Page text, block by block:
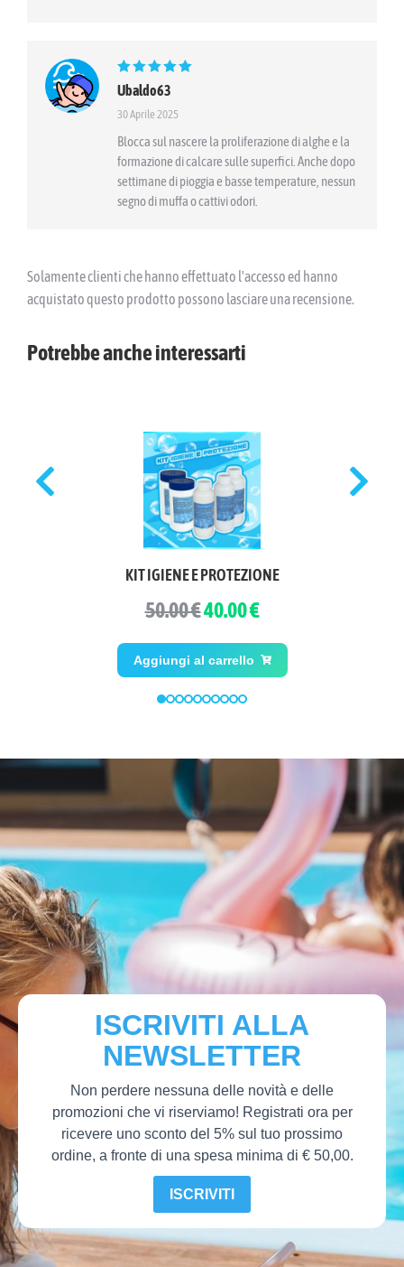
Valutato5su 5
Ubaldo63
30 Aprile 2025
Blocca sul nascere la proliferazione di alghe e la
formazione di calcare sulle superfici. Anche dopo
settimane di pioggia e basse temperature, nessun
segno di muffa o cattivi odori.
Solamente clienti che hanno effettuato l'accesso ed hanno
acquistato questo prodotto possono lasciare una recensione.
Potrebbe anche interessarti
KIT IGIENE E PROTEZIONE
50.00 €40.00 €
Aggiungi al carrello
ISCRIVITI ALLA
NEWSLETTER
Non perdere nessuna delle novità e delle
promozioni che vi riserviamo! Registrati ora per
ricevere uno sconto del 5% sul tuo prossimo
ordine, a fronte di una spesa minima di € 50,00.
ISCRIVITI